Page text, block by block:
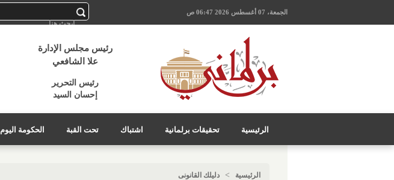
الجمعة، 07 أغسطس 2026 06:47 ص
رئيس مجلس الإدارة
علا الشافعي
رئيس التحرير
إحسان السيد
الرئيسية تحقيقات برلمانية اشتباك تحت القبة الحكومة اليوم
الرئيسية > دليلك القانونى